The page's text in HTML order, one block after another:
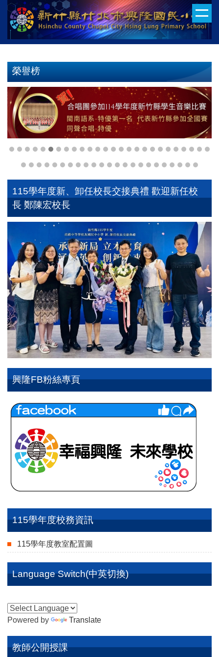
跳
到
主
要
榮譽榜
115學年度新、卸任校長交接典禮 歡迎新任校
長 鄭陳宏校長
興隆FB粉絲專頁
115學年度校務資訊
115學年度教室配置圖
Language Switch(中英切換)
Powered by Translate
教師公開授課